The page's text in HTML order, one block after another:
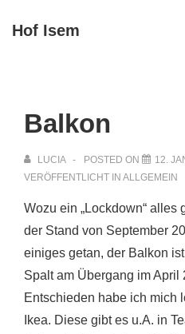
ZumHof Isem
Balkon
LUCIA POSTED ON
12.
VERÖFFENTLICHT IN ALLGEMEIN
Wozu ein „Lockdown“ alles
der Stand von September
einiges getan, der Balkon
Spalt am Übergang im April
Entschieden habe ich mich
Ikea. Diese gibt es u.A. in